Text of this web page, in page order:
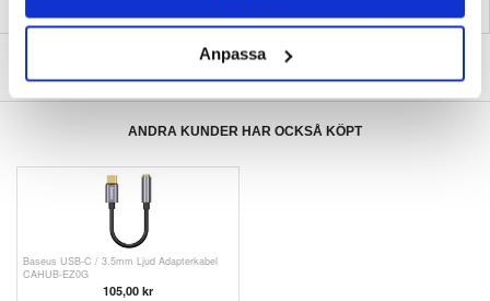
Anpassa
SKRIV EN RECENSION
ANDRA KUNDER HAR OCKSÅ KÖPT
Baseus USB-C / 3.5mm Ljud Adapterkabel
CAHUB-EZ0G
105,00 kr